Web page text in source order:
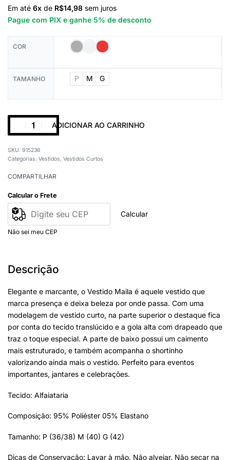
Em até 6x de R$14,98 sem juros
Pague com PIX e ganhe 5% de desconto
COR
TAMANHO P M G
ADICIONAR AO CARRINHO
915236
Categorias: Vestidos, Vestidos Curtos
COMPARTILHAR
Calcular o Frete
Calcular
Não sei meu CEP
Descrição
Elegante e marcante, o Vestido Maila é aquele vestido que
marca presença e deixa beleza por onde passa. Com uma
modelagem de vestido curto, na parte superior o destaque fica
por conta do tecido translúcido e a gola alta com drapeado que
traz o toque especial. A parte de baixo possui um caimento
mais estruturado, e também acompanha o shortinho
valorizando ainda mais o vestido. Perfeito para eventos
importantes, jantares e celebrações.
Tecido: Alfaiataria
Composição: 95% Poliéster 05% Elastano
Tamanho: P (36/38) M (40) G (42)
Dicas de Conservação: Lavar à mão. Não alvejar. Não secar na